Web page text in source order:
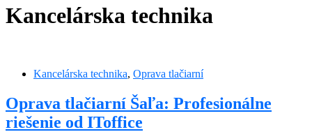
Kancelárska technika
Kancelárska technika, Oprava tlačiarní
Oprava tlačiarní Šaľa: Profesionálne
riešenie od IToffice